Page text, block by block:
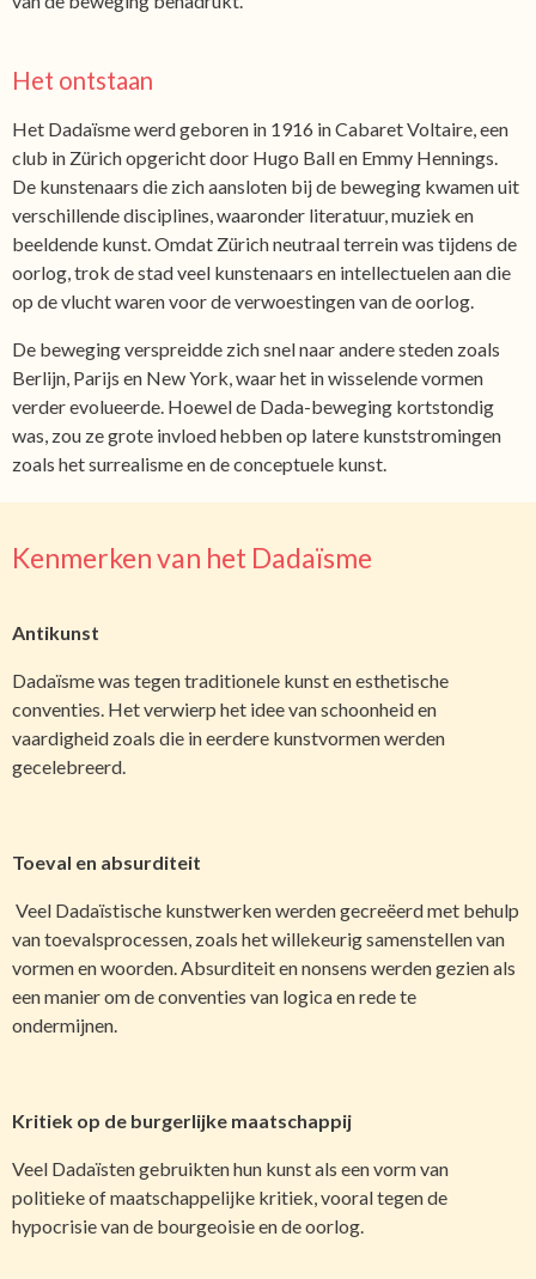
Het ontstaan
Het Dadaïsme werd geboren in 1916 in Cabaret Voltaire, een
club in Zürich opgericht door Hugo Ball en Emmy Hennings.
De kunstenaars die zich aansloten bij de beweging kwamen uit
verschillende disciplines, waaronder literatuur, muziek en
beeldende kunst. Omdat Zürich neutraal terrein was tijdens de
oorlog, trok de stad veel kunstenaars en intellectuelen aan die
op de vlucht waren voor de verwoestingen van de oorlog.
De beweging verspreidde zich snel naar andere steden zoals
Berlijn, Parijs en New York, waar het in wisselende vormen
verder evolueerde. Hoewel de Dada-beweging kortstondig
was, zou ze grote invloed hebben op latere kunststromingen
zoals het surrealisme en de conceptuele kunst.
Kenmerken van het Dadaïsme
Antikunst
Dadaïsme was tegen traditionele kunst en esthetische
conventies. Het verwierp het idee van schoonheid en
vaardigheid zoals die in eerdere kunstvormen werden
gecelebreerd.
Toeval en absurditeit
Veel Dadaïstische kunstwerken werden gecreëerd met behulp
van toevalsprocessen, zoals het willekeurig samenstellen van
vormen en woorden. Absurditeit en nonsens werden gezien als
een manier om de conventies van logica en rede te
ondermijnen.
Kritiek op de burgerlijke maatschappij
Veel Dadaïsten gebruikten hun kunst als een vorm van
politieke of maatschappelijke kritiek, vooral tegen de
hypocrisie van de bourgeoisie en de oorlog.